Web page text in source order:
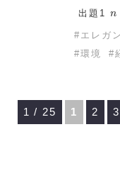
出題1 n
n
# エレガ
#環境 #
1 / 25 1 2 3